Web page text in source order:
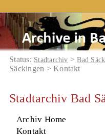
Status: Stadtarchiv >Bad
Säckingen > Kontakt
Stadtarchiv Bad
Archiv Home
Kontakt